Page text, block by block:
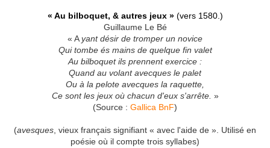
« Au bilboquet, & autres jeux » (vers 1580.)
Guillaume Le Bé
« Ayant désir de tromper un novice
Qui tombe és mains de quelque fin valet
Au bilboquet ils prennent exercice :
Quand au volant avecques le palet
Ou à la pelote avecques la raquette,
Ce sont les jeux où chacun d'eux s'arrête. »
(Source : Gallica BnF)
(avesques , vieux français signifiant « avec l'aide de ». Utilisé en
poésie où il compte trois syllabes)